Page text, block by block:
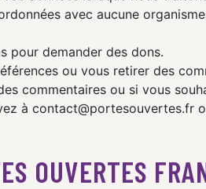
avec aucune
pour demander des dons.
ou vous retirer des
commentaires ou si vous
à contact@portesouvertes.fr
OUVERTES